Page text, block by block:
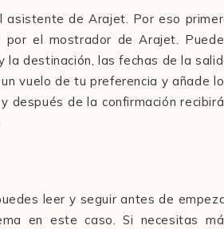
asistente de Arajet. Por eso
el mostrador de Arajet.
destinación, las fechas de la
vuelo de tu preferencia y añade
después de la confirmación
leer y seguir antes de
en este caso. Si necesitas